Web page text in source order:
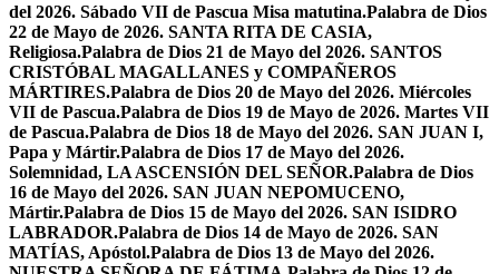
del 2026. Sábado VII de Pascua Misa matutina.Palabra de Dios
22 de Mayo de 2026. SANTA RITA DE CASIA,
Religiosa.Palabra de Dios 21 de Mayo del 2026. SANTOS
CRISTÓBAL MAGALLANES y COMPAÑEROS
MÁRTIRES.Palabra de Dios 20 de Mayo del 2026. Miércoles
VII de Pascua.Palabra de Dios 19 de Mayo de 2026. Martes VII
de Pascua.Palabra de Dios 18 de Mayo del 2026. SAN JUAN I,
Papa y Mártir.Palabra de Dios 17 de Mayo del 2026.
Solemnidad, LA ASCENSIÓN DEL SEÑOR.Palabra de Dios
16 de Mayo del 2026. SAN JUAN NEPOMUCENO,
Mártir.Palabra de Dios 15 de Mayo del 2026. SAN ISIDRO
LABRADOR.Palabra de Dios 14 de Mayo de 2026. SAN
MATÍAS, Apóstol.Palabra de Dios 13 de Mayo del 2026.